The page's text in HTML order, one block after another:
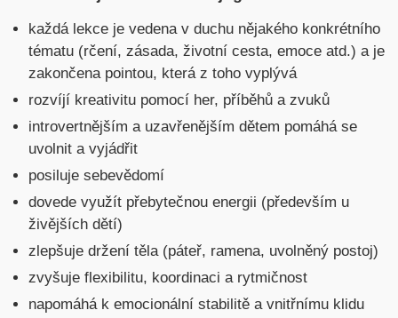
každá lekce je vedena v duchu nějakého konkrétního
tématu (rčení, zásada, životní cesta, emoce atd.) a je
zakončena pointou, která z toho vyplývá
rozvíjí kreativitu pomocí her, příběhů a zvuků
introvertnějším a uzavřenějším dětem pomáhá se
uvolnit a vyjádřit
posiluje sebevědomí
dovede využít přebytečnou energii (především u
živějších dětí)
zlepšuje držení těla (páteř, ramena, uvolněný postoj)
zvyšuje flexibilitu, koordinaci a rytmičnost
napomáhá k emocionální stabilitě a vnitřnímu klidu